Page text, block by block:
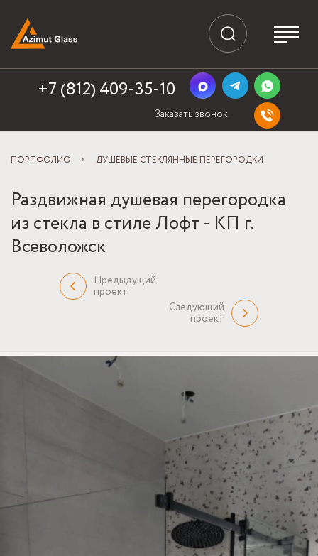
+7 (812) 409-35-10
Заказать звонок
ПОРТФОЛИО ДУШЕВЫЕ СТЕКЛЯННЫЕ ПЕРЕГОРОДКИ
Раздвижная душевая перегородка
из стекла в стиле Лофт - КП г.
Всеволожск
Предыдущий
проект
Следующий
проект